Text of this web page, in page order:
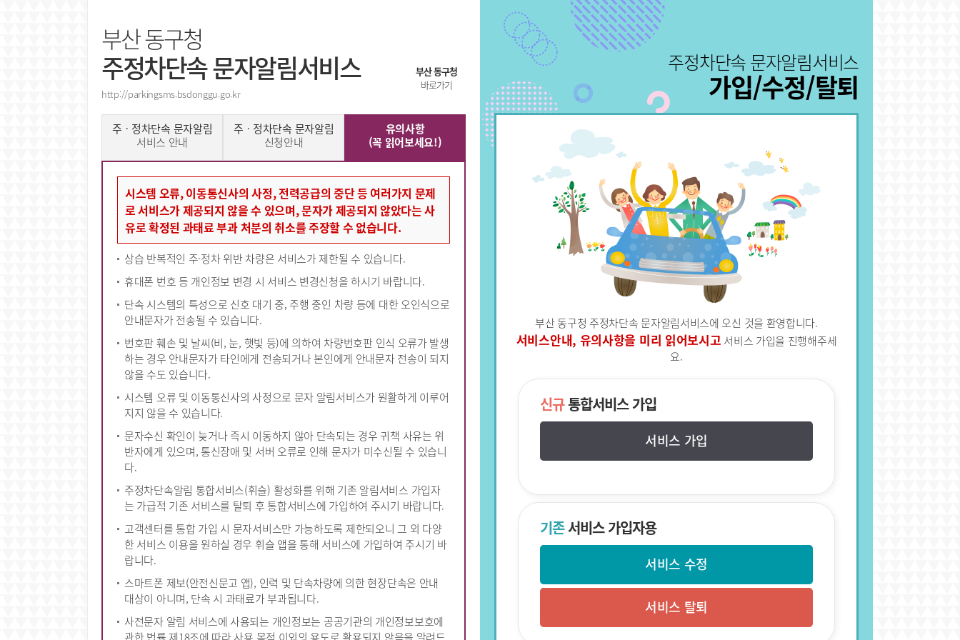
부산 동구청
주정차단속 문자알림서비스
http://parkingsms.bsdonggu.go.kr
부산 동구청
바로가기
주ㆍ정차단속 문자알림
서비스 안내
주ㆍ정차단속 문자알림
신청안내
유의사항
(꼭 읽어보세요!)
시스템 오류, 이동통신사의 사정, 전력공급의 중단 등 여러가지 문제
로 서비스가 제공되지 않을 수 있으며, 문자가 제공되지 않았다는 사
유로 확정된 과태료 부과 처분의 취소를 주장할 수 없습니다.
상습 반복적인 주·정차 위반 차량은 서비스가 제한될 수 있습니다.
휴대폰 번호 등 개인정보 변경 시 서비스 변경신청을 하시기 바랍니다.
단속 시스템의 특성으로 신호 대기 중, 주행 중인 차량 등에 대한 오인식으로
안내문자가 전송될 수 있습니다.
번호판 훼손 및 날씨(비, 눈, 햇빛 등)에 의하여 차량번호판 인식 오류가 발생
하는 경우 안내문자가 타인에게 전송되거나 본인에게 안내문자 전송이 되지
않을 수도 있습니다.
시스템 오류 및 이동통신사의 사정으로 문자 알림서비스가 원활하게 이루어
지지 않을 수 있습니다.
문자수신 확인이 늦거나 즉시 이동하지 않아 단속되는 경우 귀책 사유는 위
반자에게 있으며, 통신장애 및 서버 오류로 인해 문자가 미수신될 수 있습니
다.
주정차단속알림 통합서비스(휘슬) 활성화를 위해 기존 알림서비스 가입자
는 가급적 기존 서비스를 탈퇴 후 통합서비스에 가입하여 주시기 바랍니다.
고객센터를 통합 가입 시 문자서비스만 가능하도록 제한되오니 그 외 다양
한 서비스 이용을 원하실 경우 휘슬 앱을 통해 서비스에 가입하여 주시기 바
랍니다.
스마트폰 제보(안전신문고 앱), 인력 및 단속차량에 의한 현장단속은 안내
대상이 아니며, 단속 시 과태료가 부과됩니다.
사전문자 알림 서비스에 사용되는 개인정보는 공공기관의 개인정보보호에
주정차단속 문자알림서비스
가입/수정/탈퇴
부산 동구청 주정차단속 문자알림서비스에 오신 것을 환영합니다.
서비스안내, 유의사항을 미리 읽어보시고 서비스 가입을 진행해주세
요.
신규통합서비스 가입
서비스 가입
기존서비스 가입자용
서비스 수정
서비스 탈퇴